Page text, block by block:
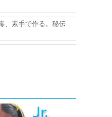
、素手で作る。秘伝